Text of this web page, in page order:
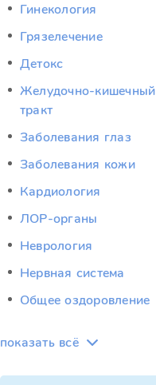
Гинекология
Грязелечение
Детокс
Желудочно-кишечный
тракт
Заболевания глаз
Заболевания кожи
Кардиология
ЛОР-органы
Неврология
Нервная система
Общее оздоровление
показать всё